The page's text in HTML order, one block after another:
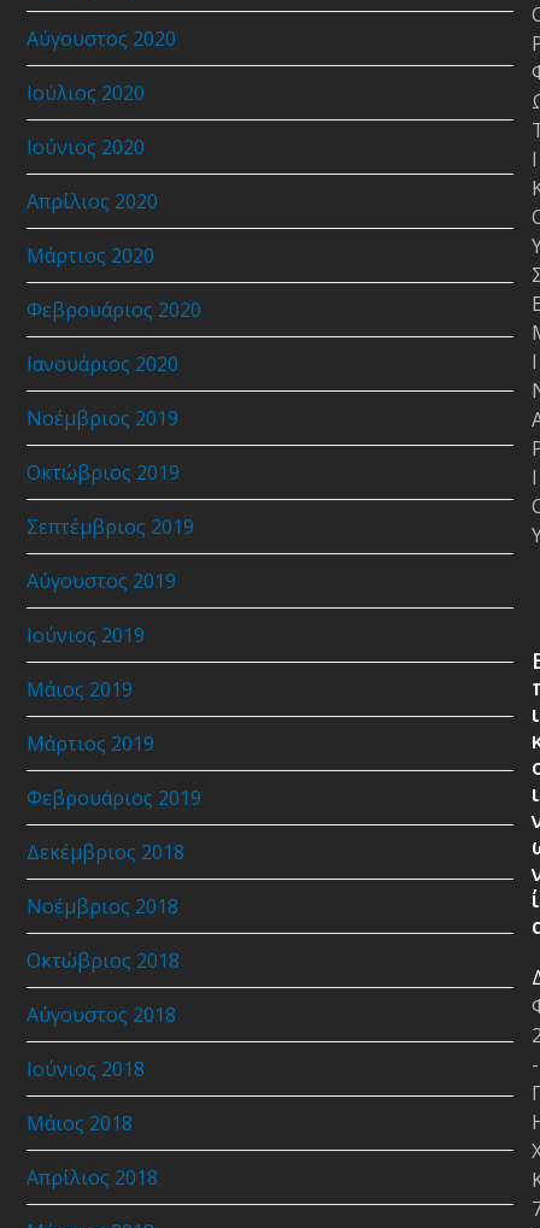
Αύγουστος 2020
Ιούλιος 2020
Ιούνιος 2020
Απρίλιος 2020
Μάρτιος 2020
Φεβρουάριος 2020
Ιανουάριος 2020
Νοέμβριος 2019
Οκτώβριος 2019
Σεπτέμβριος 2019
Αύγουστος 2019
Ιούνιος 2019
Μάιος 2019
Μάρτιος 2019
Φεβρουάριος 2019
Δεκέμβριος 2018
Νοέμβριος 2018
Οκτώβριος 2018
Αύγουστος 2018
Ιούνιος 2018
Μάιος 2018
Απρίλιος 2018
Ι
Ι
Ι
ι
ι
ί
-